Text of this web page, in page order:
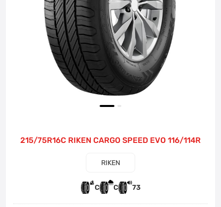
215/75R16C RIKEN CARGO SPEED EVO 116/114R
RIKEN
C C 73